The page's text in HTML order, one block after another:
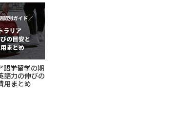
語学留学の期
語力の伸びの
用まとめ